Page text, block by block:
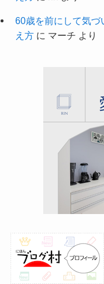
60歳を前にして気
え方に マーチ より